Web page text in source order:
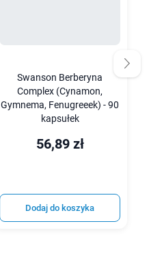
Swanson Berberyna
Complex (Cynamon,
Gymnema, Fenugreeek) - 90
kapsułek
56,89 zł
Dodaj do koszyka